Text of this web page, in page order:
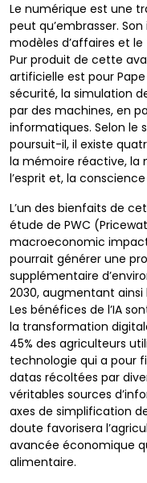
Le numérique est une
peut qu’embrasser.
modèles d’affaires et
Pur produit de cette
artificielle est pour
sécurité, la simulation
par des machines, en
informatiques. Selon le
poursuit-il, il existe
la mémoire réactive, la
l’esprit et, la
L’un des bienfaits de
étude de PWC
macroeconomic
pourrait générer une
supplémentaire
2030, augmentant ainsi
Les bénéfices de l’IA
la transformation
45% des agriculteurs
technologie qui a pour
datas récoltées par
véritables sources
axes de simplification
doute favorisera
avancée économique
alimentaire.